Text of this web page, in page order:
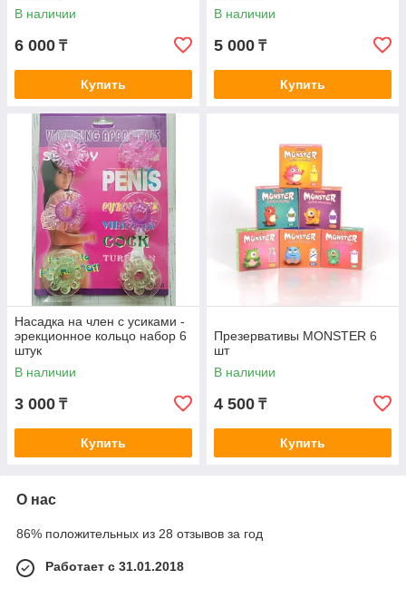
В наличии
6 000 ₸
Купить
В наличии
5 000 ₸
Купить
Насадка на член с усиками -
эрекционное кольцо набор 6
штук
В наличии
3 000 ₸
Купить
Презервативы MONSTER 6
шт
В наличии
4 500 ₸
Купить
О нас
86% положительных из 28 отзывов за год
Работает с 31.01.2018